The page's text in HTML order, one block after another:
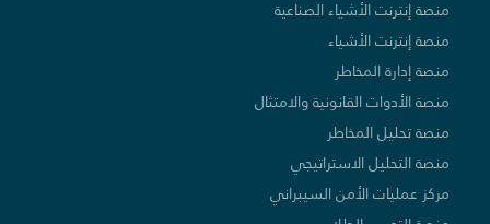
منصة إنترنت الأشياء الصناعية
منصة إنترنت الأشياء
منصة إدارة المخاطر
منصة الأدوات القانونية والامتثال
منصة تحليل المخاطر
منصة التحليل الاستراتيجي
مركز عمليات الأمن السيبراني